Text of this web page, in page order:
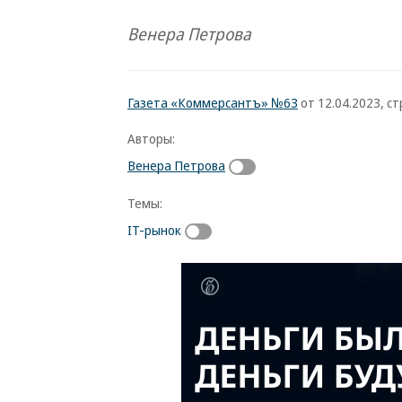
Венера Петрова
Газета «Коммерсантъ» №63 от 12.04.2023,
Авторы:
Венера Петрова
Темы:
IT-рынок